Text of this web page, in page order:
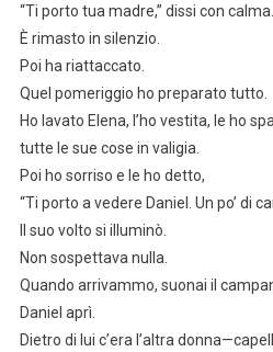
“Ti porto tua madre,” dissi con
È rimasto in silenzio.
Poi ha riattaccato.
Quel pomeriggio ho preparato tutto.
Ho lavato Elena, l’ho vestita, le ho
tutte le sue cose in valigia.
Poi ho sorriso e le ho detto,
“Ti porto a vedere Daniel. Un po’ di
Il suo volto si illuminò.
Non sospettava nulla.
Quando arrivammo, suonai il
Daniel aprì.
Dietro di lui c’era l’altra